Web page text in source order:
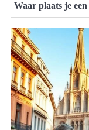
Waar plaats je